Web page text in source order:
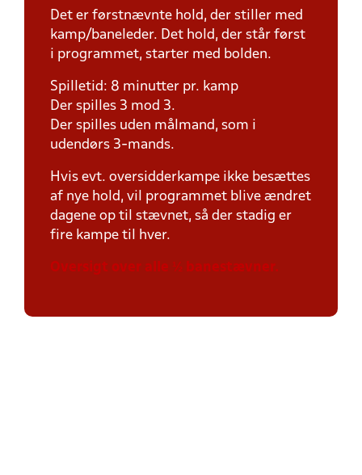
Det er førstnævnte hold, der stiller med
kamp/baneleder. Det hold, der står først
i programmet, starter med bolden.
Spilletid: 8 minutter pr. kamp
Der spilles 3 mod 3.
Der spilles uden målmand, som i
udendørs 3-mands.
Hvis evt. oversidderkampe ikke besættes
af nye hold, vil programmet blive ændret
dagene op til stævnet, så der stadig er
fire kampe til hver.
Oversigt over alle ½ banestævner.